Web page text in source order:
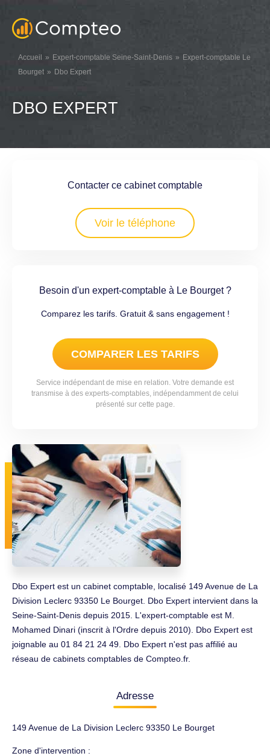
Accueil Expert-comptable Seine-Saint-Denis
Expert-comptable Le
Bourget
Dbo Expert
DBO EXPERT
Contacter ce cabinet comptable
Voir le téléphone
Besoin d'un expert-comptable à Le Bourget ?
Comparez les tarifs. Gratuit & sans engagement !
COMPARER LES TARIFS
Service indépendant de mise en relation. Votre demande est
transmise à des experts-comptables, indépendamment de celui
présenté sur cette page.
Dbo Expert est un cabinet comptable, localisé 149 Avenue de La
Division Leclerc 93350 Le Bourget. Dbo Expert intervient dans la
Seine-Saint-Denis depuis 2015. L'expert-comptable est M.
Mohamed Dinari (inscrit à l'Ordre depuis 2010). Dbo Expert est
joignable au 01 84 21 24 49. Dbo Expert n'est pas affilié au
réseau de cabinets comptables de Compteo.fr.
Adresse
149 Avenue de La Division Leclerc 93350 Le Bourget
Zone d'intervention :